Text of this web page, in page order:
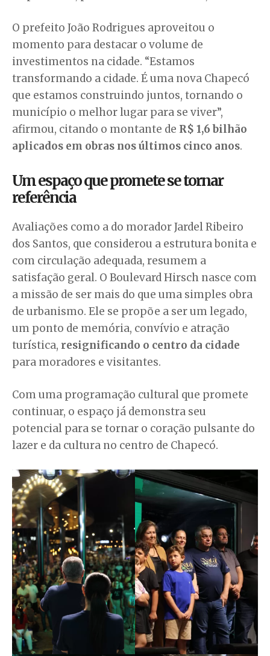
O prefeito João Rodrigues aproveitou o
momento para destacar o volume de
investimentos na cidade. “Estamos
transformando a cidade. É uma nova Chapecó
que estamos construindo juntos, tornando o
município o melhor lugar para se viver”,
afirmou, citando o montante de R$ 1,6 bilhão
aplicados em obras nos últimos cinco anos.
Um espaço que promete se tornar
referência
Avaliações como a do morador Jardel Ribeiro
dos Santos, que considerou a estrutura bonita e
com circulação adequada, resumem a
satisfação geral. O Boulevard Hirsch nasce com
a missão de ser mais do que uma simples obra
de urbanismo. Ele se propõe a ser um legado,
um ponto de memória, convívio e atração
turística, resignificando o centro da cidade
para moradores e visitantes.
Com uma programação cultural que promete
continuar, o espaço já demonstra seu
potencial para se tornar o coração pulsante do
lazer e da cultura no centro de Chapecó.